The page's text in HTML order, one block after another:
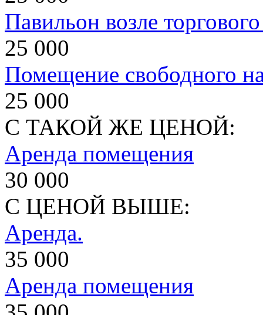
Павильон возле
25 000
Помещение свободного
25 000
С ТАКОЙ ЖЕ ЦЕНОЙ:
Аренда помещения
30 000
С ЦЕНОЙ ВЫШЕ:
Аренда.
35 000
Аренда помещения